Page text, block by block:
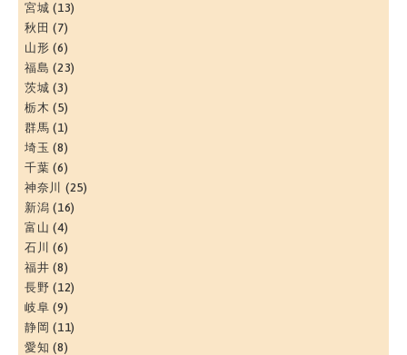
宮城 (13)
秋田 (7)
山形 (6)
福島 (23)
茨城 (3)
栃木 (5)
群馬 (1)
埼玉 (8)
千葉 (6)
神奈川
(25)
新潟 (16)
富山 (4)
石川 (6)
福井 (8)
長野 (12)
岐阜 (9)
静岡 (11)
愛知 (8)